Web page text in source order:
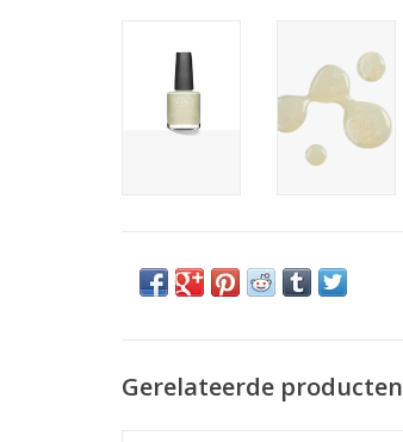
Gerelateerde producten